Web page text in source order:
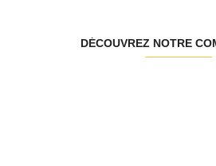
DÉCOUVREZ NOTRE